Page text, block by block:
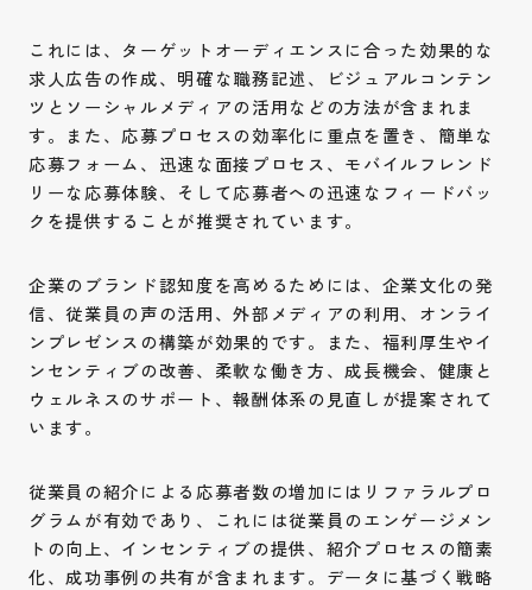
これには、ターゲットオーディエンスに合った効果的な
求人広告の作成、明確な職務記述、ビジュアルコンテン
ツとソーシャルメディアの活用などの方法が含まれま
す。また、応募プロセスの効率化に重点を置き、簡単な
応募フォーム、迅速な面接プロセス、モバイルフレンド
リーな応募体験、そして応募者への迅速なフィードバッ
クを提供することが推奨されています。
企業のブランド認知度を高めるためには、企業文化の発
信、従業員の声の活用、外部メディアの利用、オンライ
ンプレゼンスの構築が効果的です。また、福利厚生やイ
ンセンティブの改善、柔軟な働き方、成長機会、健康と
ウェルネスのサポート、報酬体系の見直しが提案されて
います。
従業員の紹介による応募者数の増加にはリファラルプロ
グラムが有効であり、これには従業員のエンゲージメン
トの向上、インセンティブの提供、紹介プロセスの簡素
化、成功事例の共有が含まれます。データに基づく戦略